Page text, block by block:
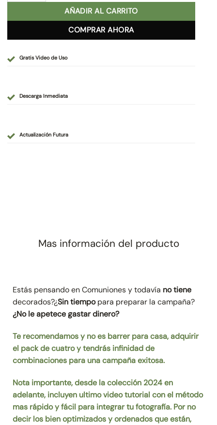
AÑADIR AL CARRITO
COMPRAR AHORA
Gratis Video de Uso
Descarga Inmediata
Actualización Futura
Mas información del producto
Estás pensando en Comuniones y todavía no tiene
decorados?¿Sin tiempopara preparar la campaña?
¿No le apetece gastar dinero?
Te recomendamos y no es barrer para casa, adquirir
el pack de cuatro y tendrás infinidad de
combinaciones para una campaña exitosa.
Nota importante, desde la colección 2024 en
adelante, incluyen ultimo video tutorial con el método
mas rápido y fácil para integrar tu fotografía. Por no
decir los bien optimizados y ordenados que están,